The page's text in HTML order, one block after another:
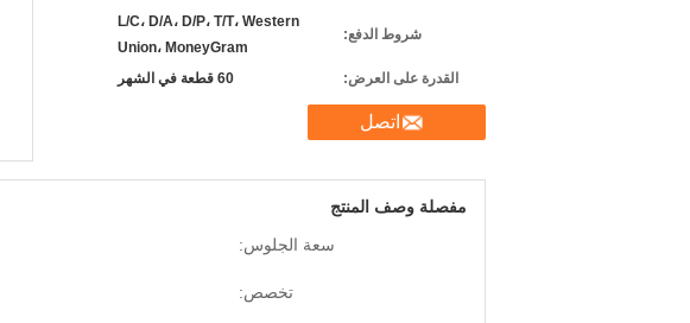
شروط الدفع:
L/C، D/A، D/P، T/T، Western
Union، MoneyGram
القدرة على العرض:
60 قطعة في الشهر
اتصل
مفصلة وصف المنتج
سعة الجلوس:
تخصص: